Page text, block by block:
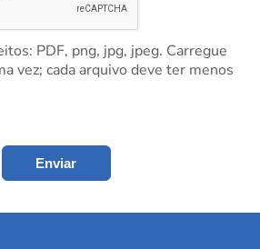
PDF, png, jpg, jpeg. Carregue
vez; cada arquivo deve ter menos
Enviar